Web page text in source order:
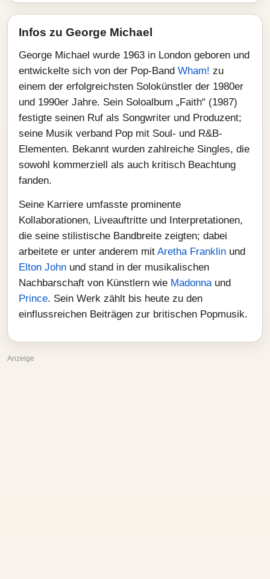
Infos zu George Michael
George Michael wurde 1963 in London geboren und
entwickelte sich von der Pop-Band Wham! zu
einem der erfolgreichsten Solokünstler der 1980er
und 1990er Jahre. Sein Soloalbum „Faith“ (1987)
festigte seinen Ruf als Songwriter und Produzent;
seine Musik verband Pop mit Soul- und R&B-
Elementen. Bekannt wurden zahlreiche Singles, die
sowohl kommerziell als auch kritisch Beachtung
fanden.
Seine Karriere umfasste prominente
Kollaborationen, Liveauftritte und Interpretationen,
die seine stilistische Bandbreite zeigten; dabei
arbeitete er unter anderem mit Aretha Franklin und
Elton John und stand in der musikalischen
Nachbarschaft von Künstlern wie Madonnaund
Prince. Sein Werk zählt bis heute zu den
einflussreichen Beiträgen zur britischen Popmusik.
Anzeige